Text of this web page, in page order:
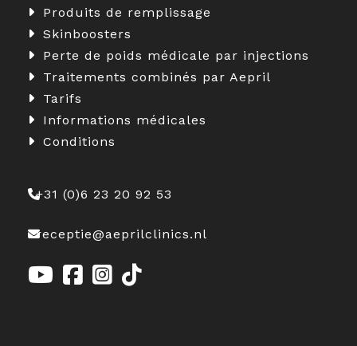
Produits de remplissage
Skinboosters
Perte de poids médicale par injections
Traitements combinés par Aepril
Tarifs
Informations médicales
Conditions
+31 (0)6 23 20 92 53
receptie@aeprilclinics.nl